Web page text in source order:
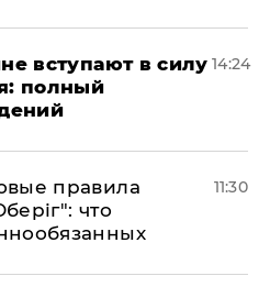
вступают в силу
полный
14:24
правила
что
11:30